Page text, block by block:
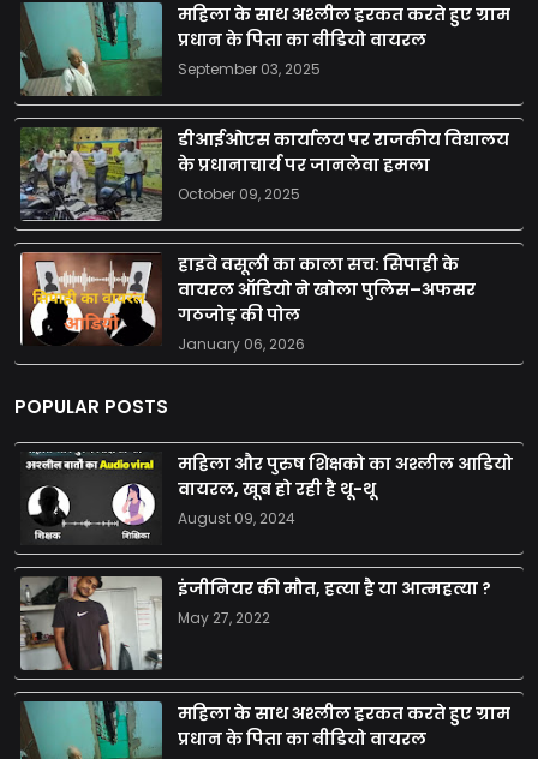
महिला के साथ अश्लील हरकत करते हुए ग्राम
प्रधान के पिता का वीडियो वायरल
September 03, 2025
डीआईओएस कार्यालय पर राजकीय विद्यालय
के प्रधानाचार्य पर जानलेवा हमला
October 09, 2025
हाइवे वसूली का काला सच: सिपाही के
वायरल ऑडियो ने खोला पुलिस–अफसर
गठजोड़ की पोल
January 06, 2026
POPULAR POSTS
महिला और पुरुष शिक्षको का अश्लील आडियो
वायरल, खूब हो रही है थू-थू
August 09, 2024
इंजीनियर की मौत, हत्या है या आत्महत्या ?
May 27, 2022
महिला के साथ अश्लील हरकत करते हुए ग्राम
प्रधान के पिता का वीडियो वायरल